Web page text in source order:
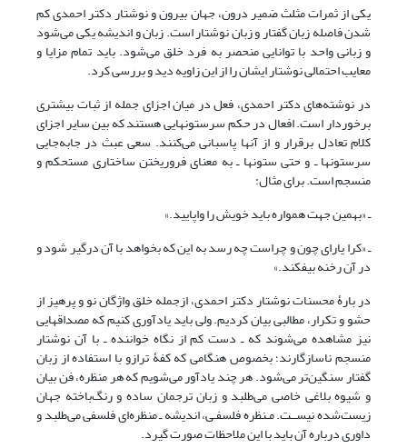
یکی از ثمرات مثلث ضمیر درون، جهان بیرون و نوشتار دکتر احمدی کم
شدن فاصله زبان گفتار و زبان نوشتار است. زبان و اندیشه یکی می‌شود
و زبانی واحد با توانایی منحصر به فرد خلق می‌شود. باید تمام مزایا و
معایب احتمالی نوشتار ایشان را از این زاویه دید و بررسی کرد.
در نوشته‌های دکتر احمدی، فعل در میان اجزای جمله از ثبات بیشتری
برخوردار است. افعال در حکم سرستونهایی هستند که بین سایر اجزای
کلام تعادل برقرار و از آنها پاسبانی می‌کنند. سعی عبث در جابه‌جایی
سرستونها ـ و حتی ستونها ـ به معنای فروریختن ساختاری مستحکم و
منسجم است. برای مثال:
ـ «بهمین جهت همواره باید خویش را واپایید.»
ـ «کرا یارای چون و چراست چه رسد به این که بخواهد با آن درگیر شود و
در آن رخنه بیفکند.»
در بارۀ محسنات نوشتار دکتر احمدی، ازجمله خلق واژگان نو و پرهیز از
حشو و تکرار، مطالبی بیان کردیم. ولی باید یادآوری کنیم که مصداقهایی
نیز مشاهده می‌شوند که ـ دست کم از نگاه خواننده ـ با آن نوشتار
منسجم ناسازگارند؛ بخصوص هنگامی که کفۀ ترازو با استفاده از زبان
گفتار سنگین‌تر می‌شود. هر چند یادآور می‌شویم که هر منظره،‌ فن بیان
و شیوه بلاغی خاصی می‌طلبد و زبان ترجمان ساده و رنگ‌باخته جهان
زیست‌شده نیســت. مـنظره فلسفـی، اندیشه ـ منظره‌ای فلسفی می‌طلبد و
داوری درباره آن باید با این ملاحظات صورت گیرد.